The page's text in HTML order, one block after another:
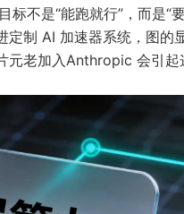
标不是“能跑就行”，而是
定制 AI 加速器系统，图
元老加入Anthropic 会引